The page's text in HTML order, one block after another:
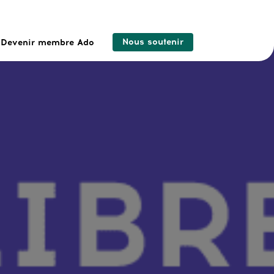
Devenir membre Ado Nous soutenir